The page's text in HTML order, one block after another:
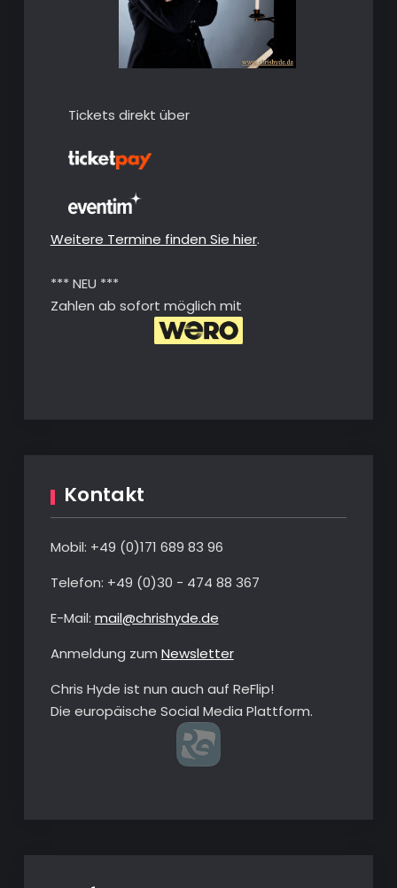
Tickets direkt über
Weitere Termine finden Sie hier.
*** NEU ***
Zahlen ab sofort möglich mit
Kontakt
Mobil: +49 ‭(0)‭171 689 83 96‬
Telefon: ‭+49 (0)30 - 474 88 367‬
E-Mail: mail@chrishyde.de
Anmeldung zum Newsletter
Chris Hyde ist nun auch auf ReFlip!
Die europäische Social Media Plattform.